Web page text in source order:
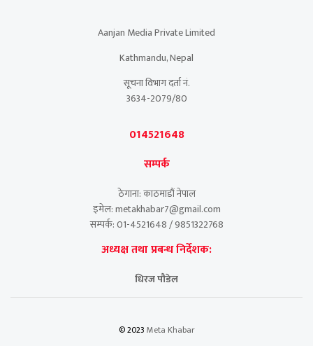
Aanjan Media Private Limited
Kathmandu, Nepal
सूचना विभाग दर्ता नं.
3634-2079/80
014521648
सम्पर्क
ठेगाना: काठमाडौं नेपाल
इमेल: metakhabar7@gmail.com
सम्पर्क: 01-4521648 / 9851322768
अध्यक्ष तथा प्रबन्ध निर्देशक:
धिरज पौडेल
© 2023 Meta Khabar